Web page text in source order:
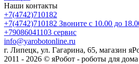
Наши контакты
+7(4742)710182
+7(4742)710182 Звоните с 10.00 до
+79086041103 сервис
info@yarobotonline.ru
г. Липецк, ул. Гагарина, 65, магазин
2011 - 2026 © яРобот - роботы для дома